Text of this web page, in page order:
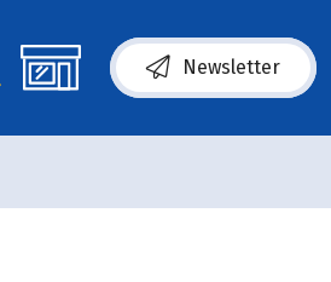
Newsletter